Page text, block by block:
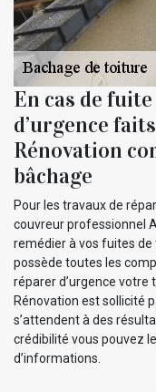
En cas de
d’urgence
Rénovation
bâchage
Pour les travaux de
couvreur professionnel
remédier à vos fuites
possède toutes les
réparer d’urgence votre
Rénovation est sollicité
s’attendent à des
crédibilité vous pouvez
d’informations.